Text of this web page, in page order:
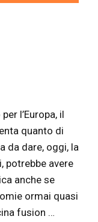
l’Europa, il
quanto di
da dare, oggi, la
potrebbe avere
anche se
ormai quasi
fusion …